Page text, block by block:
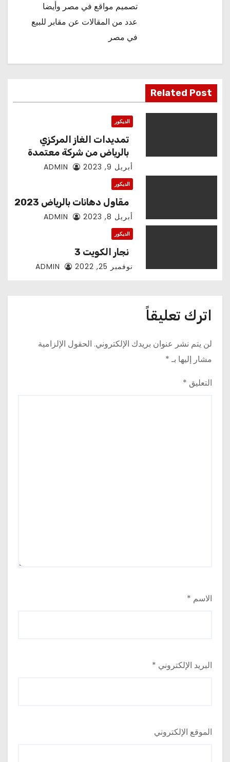
تصميم مواقع في مصر وأيضا
عدد من المقالات عن مقابر للبيع
في مصر
Related Post
الديكور
تمديدات الغاز المركزي
بالرياض من شركة معتمدة
أبريل 9, 2023
الديكور
مقاول دهانات بالرياض 2023
أبريل 8, 2023
الديكور
نجار الكويت 3
نوفمبر 25, 2022
اترك تعليقاً
لن يتم نشر عنوان بريدك الإلكتروني. الحقول الإلزامية
مشار إليها بـ*
التعليق *
الاسم *
البريد الإلكتروني *
الموقع الإلكتروني